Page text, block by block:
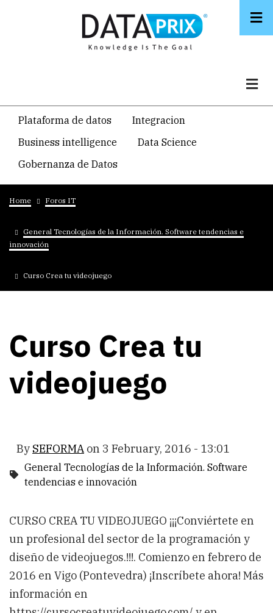
Navegacion
temática
principal
Plataforma de datos
Integracion
Business intelligence
Data Science
Gobernanza de Datos
Breadcrumb
Home Foros IT
General Tecnologías de la Información. Software tendencias e
innovación
Curso Crea tu videojuego
Curso Crea tu
videojuego
By SEFORMA on 3 February, 2016 - 13:01
General Tecnologías de la Información. Software
tendencias e innovación
CURSO CREA TU VIDEOJUEGO ¡¡¡Conviértete en
un profesional del sector de la programación y
diseño de videojuegos.!!!. Comienzo en febrero de
2016 en Vigo (Pontevedra) ¡Inscríbete ahora! Más
información en